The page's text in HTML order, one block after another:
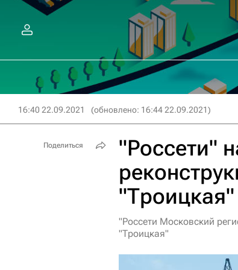
16:40 22.09.2021 (обновлено: 16:44 22.09.2021)
"Россети"
"Троицкая"
"Россети Московский
"Троицкая"
Поделиться